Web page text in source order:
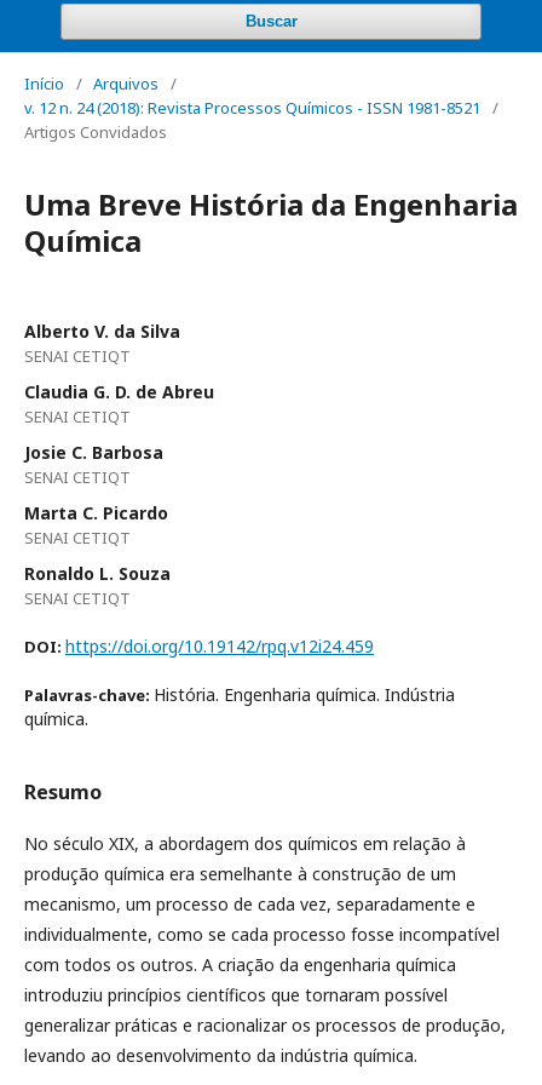
Buscar
Início / Arquivos
/
v. 12 n. 24 (2018): Revista Processos Químicos - ISSN 1981-8521
/
Artigos Convidados
Uma Breve História da Engenharia
Química
Alberto V. da Silva
SENAI CETIQT
Claudia G. D. de Abreu
SENAI CETIQT
Josie C. Barbosa
SENAI CETIQT
Marta C. Picardo
SENAI CETIQT
Ronaldo L. Souza
SENAI CETIQT
DOI: https://doi.org/10.19142/rpq.v12i24.459
Palavras-chave: História. Engenharia química. Indústria
química.
Resumo
No século XIX, a abordagem dos químicos em relação à
produção química era semelhante à construção de um
mecanismo, um processo de cada vez, separadamente e
individualmente, como se cada processo fosse incompatível
com todos os outros. A criação da engenharia química
introduziu princípios científicos que tornaram possível
generalizar práticas e racionalizar os processos de produção,
levando ao desenvolvimento da indústria química.